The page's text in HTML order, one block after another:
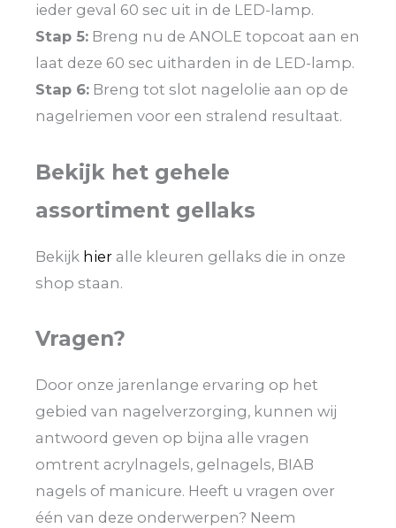
ieder geval 60 sec uit in de LED-lamp.
Stap 5: Breng nu de ANOLE topcoat aan en
laat deze 60 sec uitharden in de LED-lamp.
Stap 6: Breng tot slot nagelolie aan op de
nagelriemen voor een stralend resultaat.
Bekijk het gehele
assortiment gellaks
Bekijk hier alle kleuren gellaks die in onze
shop staan.
Vragen?
Door onze jarenlange ervaring op het
gebied van nagelverzorging, kunnen wij
antwoord geven op bijna alle vragen
omtrent acrylnagels, gelnagels, BIAB
nagels of manicure. Heeft u vragen over
één van deze onderwerpen? Neem